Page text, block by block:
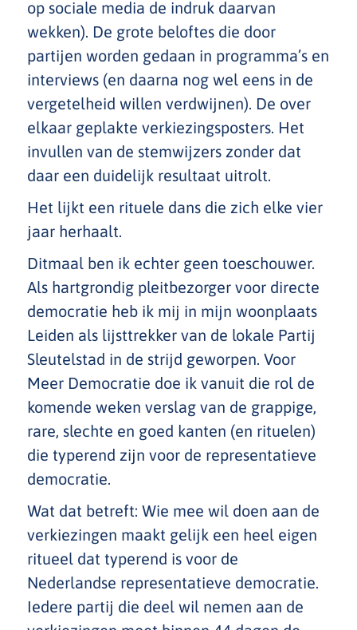
op sociale media de indruk daarvan
wekken). De grote beloftes die door
partijen worden gedaan in programma’s en
interviews (en daarna nog wel eens in de
vergetelheid willen verdwijnen). De over
elkaar geplakte verkiezingsposters. Het
invullen van de stemwijzers zonder dat
daar een duidelijk resultaat uitrolt.
Het lijkt een rituele dans die zich elke vier
jaar herhaalt.
Ditmaal ben ik echter geen toeschouwer.
Als hartgrondig pleitbezorger voor directe
democratie heb ik mij in mijn woonplaats
Leiden als lijsttrekker van de lokale Partij
Sleutelstad in de strijd geworpen. Voor
Meer Democratie doe ik vanuit die rol de
komende weken verslag van de grappige,
rare, slechte en goed kanten (en rituelen)
die typerend zijn voor de representatieve
democratie.
Wat dat betreft: Wie mee wil doen aan de
verkiezingen maakt gelijk een heel eigen
ritueel dat typerend is voor de
Nederlandse representatieve democratie.
Iedere partij die deel wil nemen aan de